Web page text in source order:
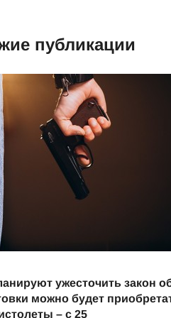
публикации
ужесточить закон
можно будет
– с 25